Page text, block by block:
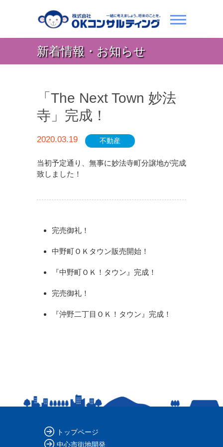
新着情報・お知らせ
「The Next Town 妙法
寺」完成！
2020.03.19 不動産
当初予定通り、無事に妙法寺町分譲地が完成
致しました！
完売御礼！
中野町ＯＫタウン販売開始！
『中野町ＯＫ！タウン』完成！
完売御礼！
『沖野二丁目ＯＫ！タウン』完成！
トップページ
中心市街地開発